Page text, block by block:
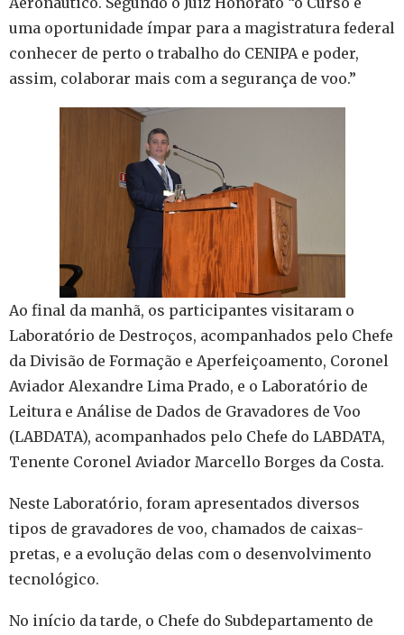
uma oportunidade ímpar para a magistratura federal
conhecer de perto o trabalho do CENIPA e poder,
assim, colaborar mais com a segurança de voo.”
Ao final da manhã, os participantes visitaram o
Laboratório de Destroços, acompanhados pelo Chefe
da Divisão de Formação e Aperfeiçoamento, Coronel
Aviador Alexandre Lima Prado, e o Laboratório de
Leitura e Análise de Dados de Gravadores de Voo
(LABDATA), acompanhados pelo Chefe do LABDATA,
Tenente Coronel Aviador Marcello Borges da Costa.
Neste Laboratório, foram apresentados diversos
tipos de gravadores de voo, chamados de caixas-
pretas, e a evolução delas com o desenvolvimento
tecnológico.
No início da tarde, o Chefe do Subdepartamento de